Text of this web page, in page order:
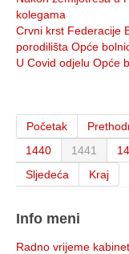
kolegama
Crvni krst Federacije
porodilišta Opće
U Covid odjelu Opće
Početak
1440
1441
Sljedeća
Kraj
Info meni
Radno vrijeme